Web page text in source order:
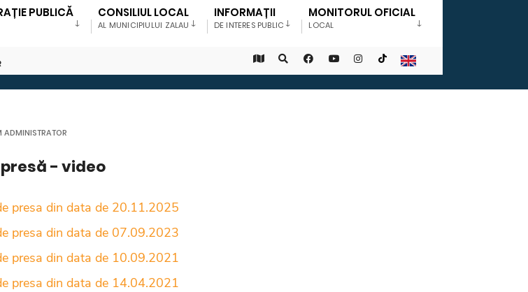
PUBLICĂ CONSILIUL LOCAL
AL MUNICIPIULUI ZALAU
INFORMAȚII
DE INTERES PUBLIC
MONITORUL OFICIAL
LOCAL
ADMINISTRATOR
- video
presa din data de 20.11.2025
presa din data de 07.09.2023
presa din data de 10.09.2021
presa din data de 14.04.2021